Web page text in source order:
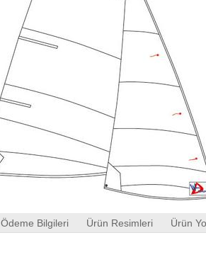
Ödeme Bilgileri Ürün Resimleri Ürün